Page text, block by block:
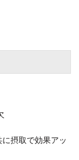
摂取で効果アッ